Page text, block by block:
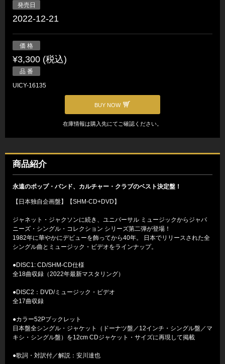
発売日
2022-12-21
価 格
¥3,300 (税込)
品 番
UICY-16135
BUY NOW
在庫情報は購入先にてご確認ください。
商品紹介
永遠のポップ・バンド、カルチャー・クラブのベスト決定盤！
【日本独自企画盤】【SHM-CD+DVD】
ジャネット・ジャクソンに続き、ユニバーサル ミュージックからジャパ
ニーズ・シングル・コレクション シリーズ第二弾が登場！
1982年に華やかにデビューを飾ってから40年。 日本でリリースされた全
シングル曲とミュージック・ビデオをラインナップ。
●DISC1: CD/SHM-CD仕様
全18曲収録（2022年最新マスタリング）
●DISC2：DVD/ミュージック・ビデオ
全17曲収録
●カラー52Pブックレット
日本盤全シングル・ジャケット（ドーナツ盤／12インチ・シングル盤／マ
キシ・シングル盤）を12cm CDジャケット・サイズに再現して掲載
●歌詞・対訳付／解説：安川達也